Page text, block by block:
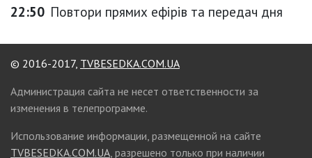
22:50 Повтори прямих ефірів та передач дня
© 2016-2017, TVBESEDKA.COM.UA
Администрация сайта не несет ответственности за
изменения в телепрограмме.
Использование информации, размещенной на сайте
TVBESEDKA.COM.UA, разрешено только при наличии